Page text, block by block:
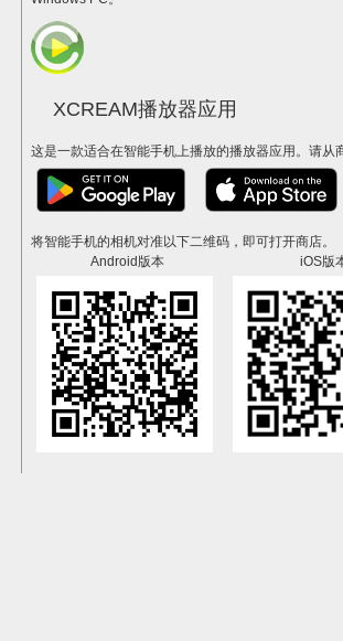
XCREAM播放器应用
这是一款适合在智能手机上播放的播放器应用。请从
将智能手机的相机对准以下二维码，即可打开商店。
Android版本
iOS版